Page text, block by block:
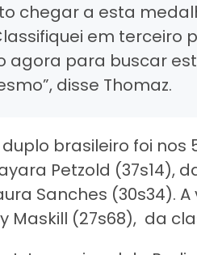
chegar a esta
em terceiro
agora para buscar
disse Thomaz.
brasileiro foi
Petzold (37s14),
Sanches (30s34).
Maskill (27s68), da